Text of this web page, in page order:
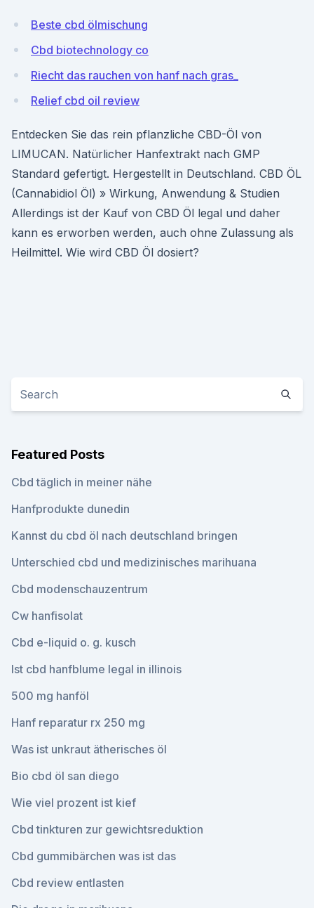
Beste cbd ölmischung
Cbd biotechnology co
Riecht das rauchen von hanf nach gras_
Relief cbd oil review
Entdecken Sie das rein pflanzliche CBD-Öl von
LIMUCAN. Natürlicher Hanfextrakt nach GMP
Standard gefertigt. Hergestellt in Deutschland. CBD ÖL
(Cannabidiol Öl) » Wirkung, Anwendung & Studien
Allerdings ist der Kauf von CBD Öl legal und daher
kann es erworben werden, auch ohne Zulassung als
Heilmittel. Wie wird CBD Öl dosiert?
Featured Posts
Cbd täglich in meiner nähe
Hanfprodukte dunedin
Kannst du cbd öl nach deutschland bringen
Unterschied cbd und medizinisches marihuana
Cbd modenschauzentrum
Cw hanfisolat
Cbd e-liquid o. g. kusch
Ist cbd hanfblume legal in illinois
500 mg hanföl
Hanf reparatur rx 250 mg
Was ist unkraut ätherisches öl
Bio cbd öl san diego
Wie viel prozent ist kief
Cbd tinkturen zur gewichtsreduktion
Cbd gummibärchen was ist das
Cbd review entlasten